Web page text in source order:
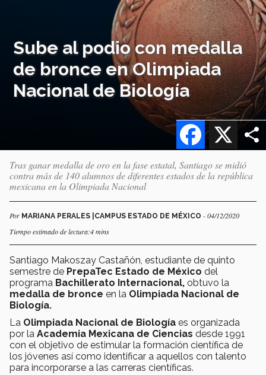
Sube al podio con medalla
de bronce en Olimpiada
Nacional de Biología
X
Facebook
Tras ganar medalla de oro en la fase estatal, Santiago se midió
contra más de 140 alumnos de diferentes estados de la república
mexicana en la Olimpiada Nacional
Por MARIANA PERALES |CAMPUS ESTADO DE MÉXICO - 04/12/2020
Tiempo estimado de lectura:4 mins
Santiago Makoszay Castañón, estudiante de quinto
semestre de PrepaTec Estado de México del
programa Bachillerato Internacional, obtuvo la
medalla de bronce en la Olimpiada Nacional de
Biología.
La Olimpiada Nacional de Biología es organizada
por la Academia Mexicana de Ciencias desde 1991
con el objetivo de estimular la formación científica de
los jóvenes así como identificar a aquellos con talento
para incorporarse a las carreras científicas.